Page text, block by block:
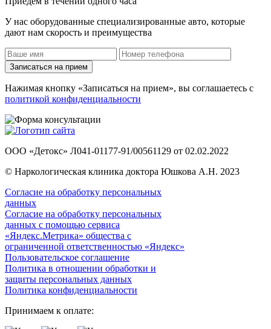
У нас оборудованные специализированные авто, которые
дают нам скорость и преимущества
Записаться на прием
Нажимая кнопку «Записаться на прием», вы соглашаетесь с
политикой конфиденциальности
ООО «Детокс» Л041-01177-91/00561129 от 02.02.2022
© Наркологическая клиника доктора Юшкова А.Н. 2023
Согласие на обработку персональных
данных
Согласие на обработку персональных
данных с помощью сервиса
«Яндекс.Метрика» общества с
ограниченной ответственностью «Яндекс»
Пользовательское соглашение
Политика в отношении обработки и
защиты персональных данных
Политика конфиденциальности
Принимаем к оплате: